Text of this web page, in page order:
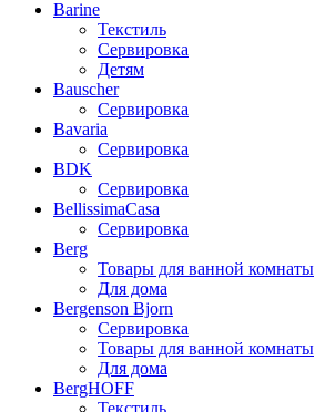
Barine
Текстиль
Сервировка
Детям
Bauscher
Сервировка
Bavaria
Сервировка
BDK
Сервировка
BellissimaCasa
Сервировка
Berg
Товары для ванной комнаты
Для дома
Bergenson Bjorn
Сервировка
Товары для ванной комнаты
Для дома
BergHOFF